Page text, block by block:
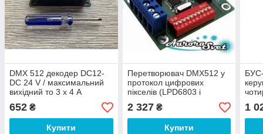
DMX 512 декодер DC12-
DC 24 V / максимальний
вихідний то 3 х 4 А
652 ₴
Купити
Перетворювач DMX512 у
протокол цифрових
пікселів (LPD6803 і
WS2801)
2 327₴
Купити
1